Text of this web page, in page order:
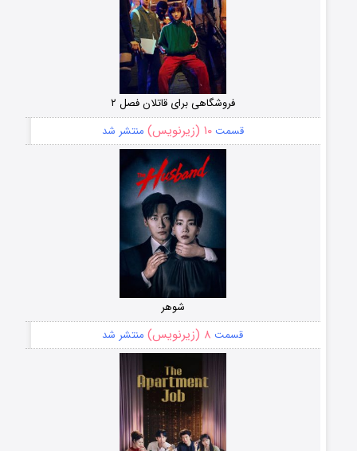
فروشگاهی برای قاتلان فصل ۲
قسمت۱۰ (زیرنویس) منتشر شد
شوهر
قسمت ۸ (زیرنویس) منتشر شد